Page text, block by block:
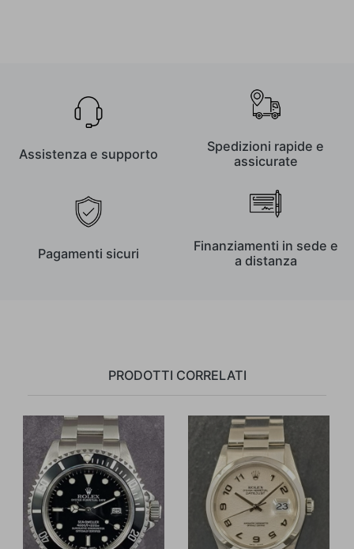
Assistenza e supporto
Spedizioni rapide e
assicurate
Pagamenti sicuri
Finanziamenti in sede e
a distanza
PRODOTTI CORRELATI